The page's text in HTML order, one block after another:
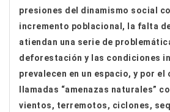
presiones del dinamismo social
incremento poblacional, la falta
atiendan una serie de
deforestación y las condiciones
prevalecen en un espacio, y por
llamadas “amenazas naturales”
vientos, terremotos, ciclones,